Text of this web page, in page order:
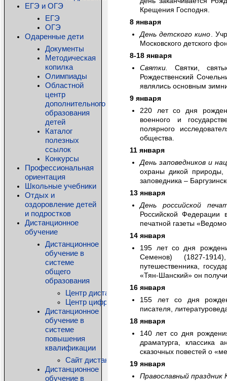
ЕГЭ и ОГЭ
ЕГЭ
ОГЭ
Одаренные дети
Документы
Методическая
копилка
Олимпиады
Областной
центр
дополнительного
образования
детей
Каталог
полезных
ссылок
Конкурсы
Профессиональная
ориентация
Школьные учебники
Отдых и
оздоровление детей
и подростков
Дистанционное
обучение
Дистанционное
обучение в
системе
общего
образования
Центр дистанционного образования детей-
Центр цифровых технологий КРИПКиПРО
Дистанционное
обучение в
системе
повышения
квалификации
Сайт дистанционного обучения КРИПКиПРО
Дистанционное
обучение в
Крещения Господня.
8 января
День детского кино .
Московского детского
8-18 января
Святки.Святки,
Рождественский
являлись основным
9 января
220 лет со дня
военного и
полярного
общества.
11 января
День заповедников и
охраны дикой природы,
заповедника –
13 января
День российской
Российской Федерации
печатной газеты
14 января
195 лет со дня
Семенов) (1827-
путешественника,
«Тян-Шанский» он
16 января
155 лет со дня
писателя,
18 января
140 лет со дня
драматурга, классика
сказочных повестей о
19 января
Православный праздник